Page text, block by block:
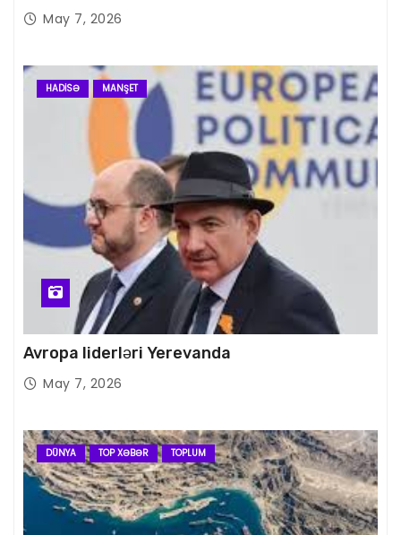
May 7, 2026
HADISƏ MANŞET
Avropa liderləri Yerevanda
May 7, 2026
DÜNYA TOP XƏBƏR TOPLUM